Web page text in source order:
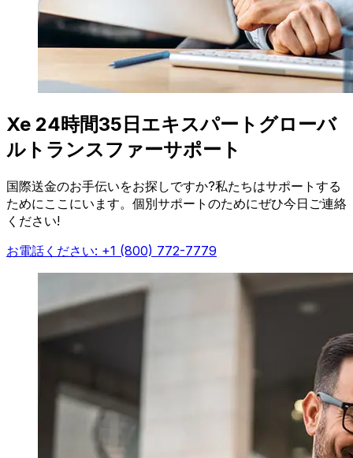
Xe 24時間35日エキスパートグローバ
ルトランスファーサポート
国際送金のお手伝いをお探しですか?私たちはサポートする
ためにここにいます。個別サポートのためにぜひ今日ご連絡
ください!
お電話ください: +1 (800) 772-7779